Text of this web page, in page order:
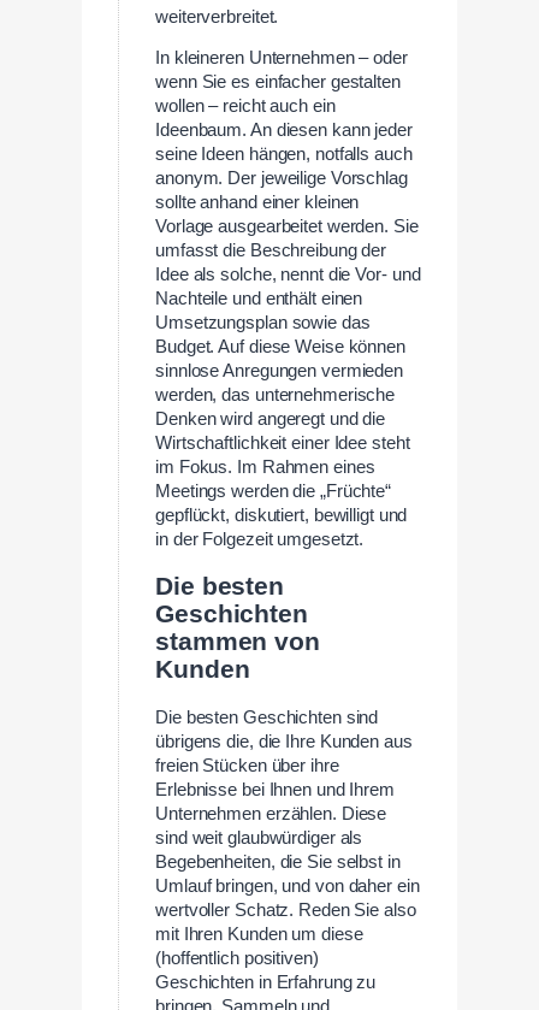
weiterverbreitet.
In kleineren Unternehmen – oder
wenn Sie es einfacher gestalten
wollen – reicht auch ein
Ideenbaum. An diesen kann jeder
seine Ideen hängen, notfalls auch
anonym. Der jeweilige Vorschlag
sollte anhand einer kleinen
Vorlage ausgearbeitet werden. Sie
umfasst die Beschreibung der
Idee als solche, nennt die Vor- und
Nachteile und enthält einen
Umsetzungsplan sowie das
Budget. Auf diese Weise können
sinnlose Anregungen vermieden
werden, das unternehmerische
Denken wird angeregt und die
Wirtschaftlichkeit einer Idee steht
im Fokus. Im Rahmen eines
Meetings werden die „Früchte“
gepflückt, diskutiert, bewilligt und
in der Folgezeit umgesetzt.
Die besten
Geschichten
stammen von
Kunden
Die besten Geschichten sind
übrigens die, die Ihre Kunden aus
freien Stücken über ihre
Erlebnisse bei Ihnen und Ihrem
Unternehmen erzählen. Diese
sind weit glaubwürdiger als
Begebenheiten, die Sie selbst in
Umlauf bringen, und von daher ein
wertvoller Schatz. Reden Sie also
mit Ihren Kunden um diese
(hoffentlich positiven)
Geschichten in Erfahrung zu
bringen. Sammeln und